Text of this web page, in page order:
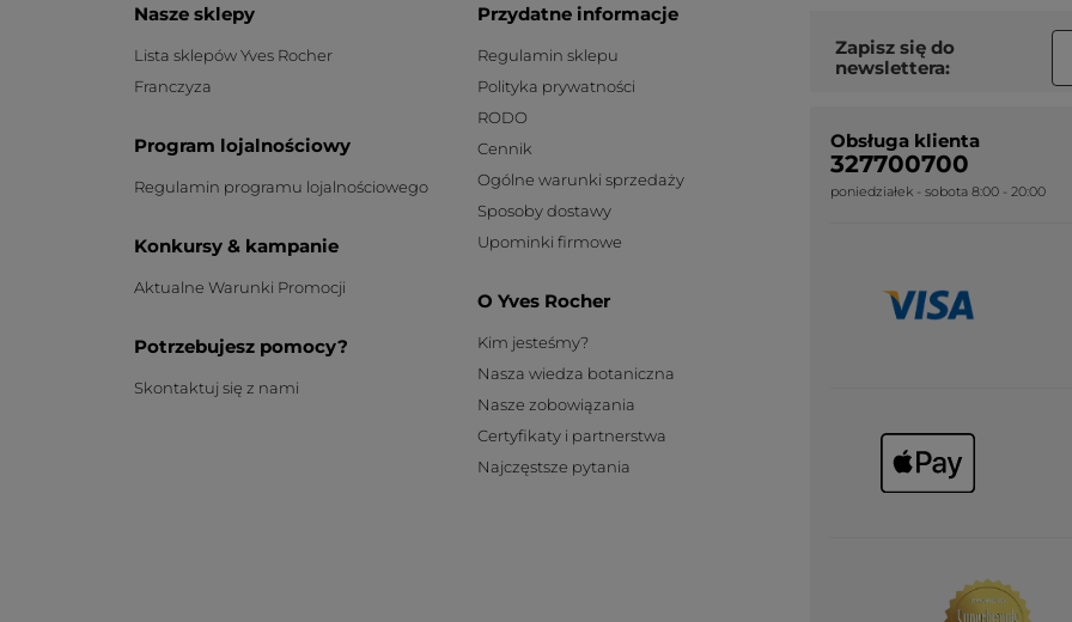
Nasze sklepy
Lista sklepów Yves Rocher
Franczyza
Program lojalnościowy
Regulamin programu lojalnościowego
Konkursy & kampanie
Aktualne Warunki Promocji
Potrzebujesz pomocy?
Skontaktuj się z nami
Przydatne informacje
Regulamin sklepu
Polityka prywatności
RODO
Cennik
Ogólne warunki sprzedaży
Sposoby dostawy
Upominki firmowe
O Yves Rocher
Kim jesteśmy?
Nasza wiedza botaniczna
Nasze zobowiązania
Certyfikaty i partnerstwa
Najczęstsze pytania
Zapisz się do
newslettera:
Obsługa klienta
327700700
poniedziałek - sobota 8:00 - 20:00